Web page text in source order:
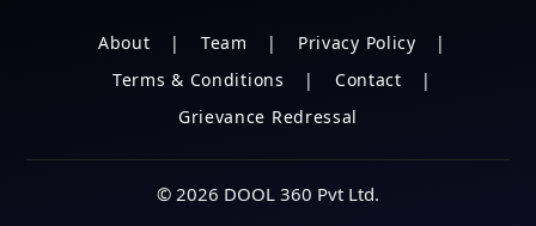
About Team
Privacy Policy
Terms & Conditions
Contact
Grievance Redressal
© 2026 DOOL 360 Pvt Ltd.